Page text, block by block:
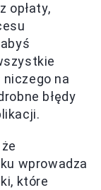
opłaty,
na
błędy
wprowadza
które